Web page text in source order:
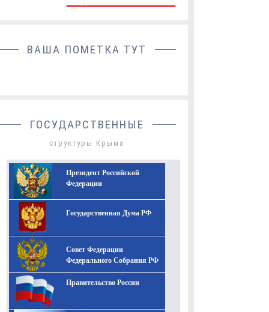
ВАША ПОМЕТКА ТУТ
ГОСУДАРСТВЕННЫЕ
структуры Крыма
Президент Российской
Федерации
Государственная Дума РФ
Совет Федерации
Федерального Собрания РФ
Правительство России